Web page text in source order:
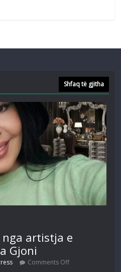
Shfaq të gjitha
nga artistja e
Gjoni
Comments Off